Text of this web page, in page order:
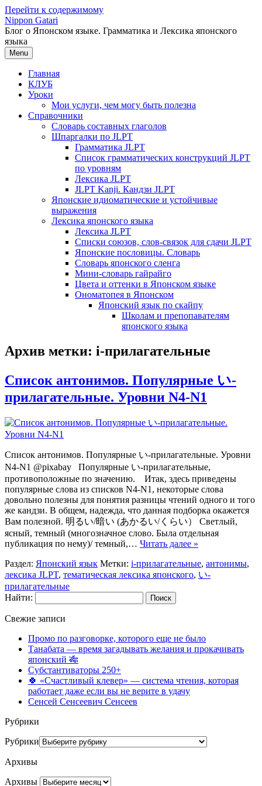
Перейти к содержимому
Nippon Gatari
Блог о Японском языке. Грамматика и Лексика японского
языка
Menu
Главная
КЛУБ
Уроки
Мои услуги, чем могу быть полезна
Справочники
Словарь составных глаголов
Шпаргалки по JLPT
Грамматика JLPT
Список грамматических конструкций JLPT
по уровням
Лексика JLPT
JLPT Kanji. Кандзи JLPT
Японские идиоматические и устойчивые
выражения
Лексика японского языка
Лексика JLPT
Списки союзов, слов-связок для сдачи JLPT
Японские пословицы. Словарь
Словарь японского сленга
Мини-словарь гайрайго
Цвета и оттенки в Японском языке
Ономатопея в Японском
Японский язык по скайпу
Школам и препопавателям
японского языка
Архив метки: i-прилагательные
Список антонимов. Популярные い-
прилагательные. Уровни N4-N1
Список антонимов. Популярные い-прилагательные. Уровни
N4-N1 @pixabay Популярные い-прилагательные,
противоположные по значению. Итак, здесь приведены
популярные слова из списков N4-N1, некоторые слова
довольно полезны для понятия разницы чтений одного и того
же кандзи. В общем, надежда, что данная подборка окажется
Вам полезной. 明るい/暗い (あかるい/くらい） Светлый,
ясный, темный (многозначное слово. Была отдельная
публикация по нему)/ темный,… Читать далее »
Раздел: Японский язык Метки: i-прилагательные, антонимы,
лексика JLPT, тематическая лексика японского, い-
прилагательные
Найти:
Свежие записи
Промо по разговорке, которого еще не было
Танабата — время загадывать желания и прокачивать
японский 🎋
Субстантиваторы 250+
🍀 «Счастливый клевер» — система чтения, которая
работает даже если вы не верите в удачу
Сенсей Сенсеевич Сенсеев
Рубрики
Рубрики
Архивы
Архивы